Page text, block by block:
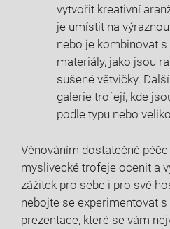
vytvořit kreativní
je umístit na
nebo je kombinovat
materiály, jako jsou
sušené větvičky.
galerie trofejí, kde
podle typu nebo
Věnováním dostatečné
myslivecké trofeje ocenit a
zážitek pro sebe i pro své
nebojte se experimentovat
prezentace, které se vám